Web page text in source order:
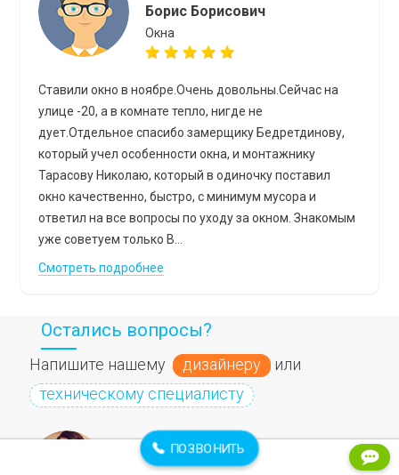
Борис Борисович
Окна
Ставили окно в ноябре.Очень довольны.Сейчас на
улице -20, а в комнате тепло, нигде не
дует.Отдельное спасибо замерщику Бедретдинову,
который учел особенности окна, и монтажнику
Тарасову Николаю, который в одиночку поставил
окно качественно, быстро, с минимум мусора и
ответил на все вопросы по уходу за окном. Знакомым
уже советуем только В...
Смотреть подробнее
Остались вопросы?
Напишите нашему дизайнеру или
техническому специалисту